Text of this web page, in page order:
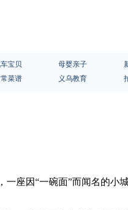
宝贝 母婴亲子
菜谱 义乌教育
座因“一碗面”而闻名的小